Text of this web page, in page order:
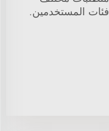
فئات المستخدمين.